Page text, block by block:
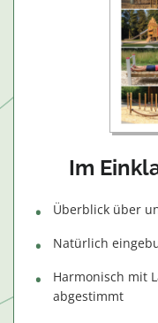
Im
Überblick über
Natürlich
Harmonisch mit
abgestimmt